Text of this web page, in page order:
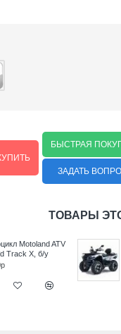
БЫСТРАЯ
ЗАДАТЬ
ТОВАРЫ
MotoLand ATV